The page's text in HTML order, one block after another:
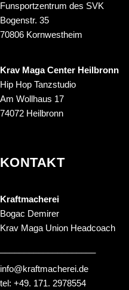
Funsportzentrum des SVK
Bogenstr. 35
70806 Kornwestheim
Krav Maga Center Heilbronn
Hip Hop Tanzstudio
Am Wollhaus 17
74072 Heilbronn
KONTAKT
Kraftmacherei
Bogac Demirer
Krav Maga Union Headcoach
info@kraftmacherei.de
tel: +49. 171. 2978554